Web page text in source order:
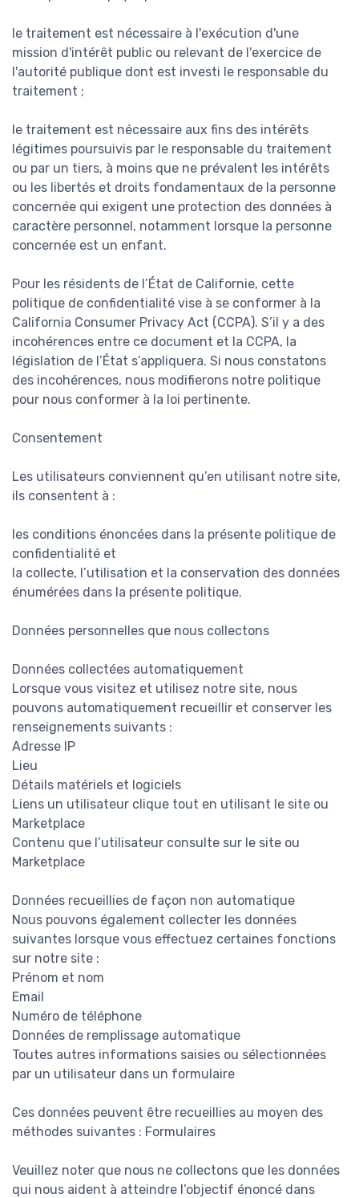
le traitement est nécessaire à l'exécution d'une
mission d'intérêt public ou relevant de l'exercice de
l'autorité publique dont est investi le responsable du
traitement ;
le traitement est nécessaire aux fins des intérêts
légitimes poursuivis par le responsable du traitement
ou par un tiers, à moins que ne prévalent les intérêts
ou les libertés et droits fondamentaux de la personne
concernée qui exigent une protection des données à
caractère personnel, notamment lorsque la personne
concernée est un enfant.
Pour les résidents de l’État de Californie, cette
politique de confidentialité vise à se conformer à la
California Consumer Privacy Act (CCPA). S’il y a des
incohérences entre ce document et la CCPA, la
législation de l’État s’appliquera. Si nous constatons
des incohérences, nous modifierons notre politique
pour nous conformer à la loi pertinente.
Consentement
Les utilisateurs conviennent qu’en utilisant notre site,
ils consentent à :
les conditions énoncées dans la présente politique de
confidentialité et
la collecte, l’utilisation et la conservation des données
énumérées dans la présente politique.
Données personnelles que nous collectons
Données collectées automatiquement
Lorsque vous visitez et utilisez notre site, nous
pouvons automatiquement recueillir et conserver les
renseignements suivants :
Adresse IP
Lieu
Détails matériels et logiciels
Liens un utilisateur clique tout en utilisant le site ou
Marketplace
Contenu que l’utilisateur consulte sur le site ou
Marketplace
Données recueillies de façon non automatique
Nous pouvons également collecter les données
suivantes lorsque vous effectuez certaines fonctions
sur notre site :
Prénom et nom
Email
Numéro de téléphone
Données de remplissage automatique
Toutes autres informations saisies ou sélectionnées
par un utilisateur dans un formulaire
Ces données peuvent être recueillies au moyen des
méthodes suivantes : Formulaires
Veuillez noter que nous ne collectons que les données
qui nous aident à atteindre l’objectif énoncé dans